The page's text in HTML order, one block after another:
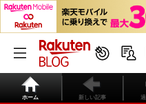
ホーム 新しい記事